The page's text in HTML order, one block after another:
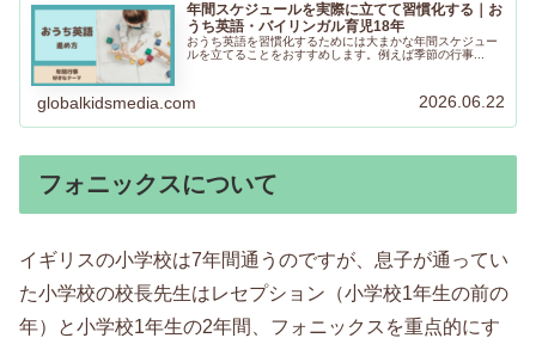
年間スケジュールを実際に立てて習慣化する｜お
うち英語・バイリンガル育児18年
おうち英語を習慣化するためには大まかな年間スケジュー
ルを立てることをおすすめします。例えば季節の行事...
globalkidsmedia.com 2026.06.22
フォニックスについて
イギリスの小学校は7年間通うのですが、息子が通ってい
た小学校の校長先生はレセプション（小学校1年生の前の
年）と小学校1年生の2年間、フォニックスを重点的にす